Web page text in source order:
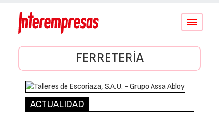
Conmutar
FERRETERÍA
ACTUALIDAD